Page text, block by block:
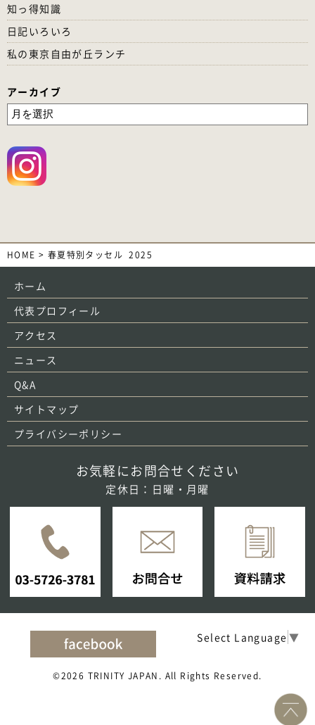
知っ得知識
日記いろいろ
私の東京自由が丘ランチ
アーカイブ
HOME > 春夏特別タッセル_2025
ホーム
代表プロフィール
アクセス
ニュース
Q&A
サイトマップ
プライバシーポリシー
お気軽にお問合せください
定休日：日曜・月曜
Select Language ▼
©2026 TRINITY JAPAN. All Rights Reserved.